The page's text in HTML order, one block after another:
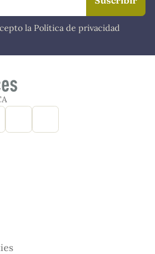
la Política de privacidad